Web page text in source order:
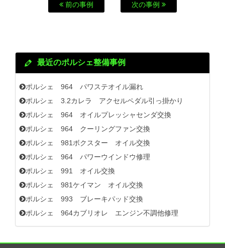
前の事例 次の事例
最近のポルシェ整備事例
ポルシェ 964 パワステオイル漏れ
ポルシェ 3.2カレラ アクセルペダル引っ掛かり
ポルシェ 964 オイルプレッシャセンダ交換
ポルシェ 964 クーリングファン交換
ポルシェ 981ボクスター オイル交換
ポルシェ 964 パワーウインドウ修理
ポルシェ 991 オイル交換
ポルシェ 981ケイマン オイル交換
ポルシェ 993 ブレーキパッド交換
ポルシェ 964カブリオレ エンジン不調他修理